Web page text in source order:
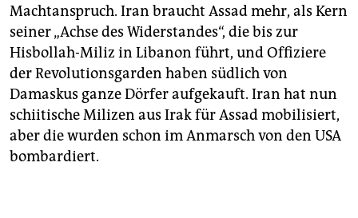
Machtanspruch. Iran braucht Assad mehr, als Kern
seiner „Achse des Widerstandes“, die bis zur
Hisbollah-Miliz in Libanon führt, und Offiziere
der Revolutionsgarden haben südlich von
Damaskus ganze Dörfer aufgekauft. Iran hat nun
schiitische Milizen aus Irak für Assad mobilisiert,
aber die wurden schon im Anmarsch von den USA
bombardiert.